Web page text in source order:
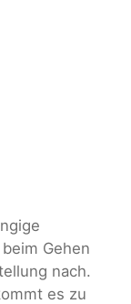
Gehen
nach.
es zu